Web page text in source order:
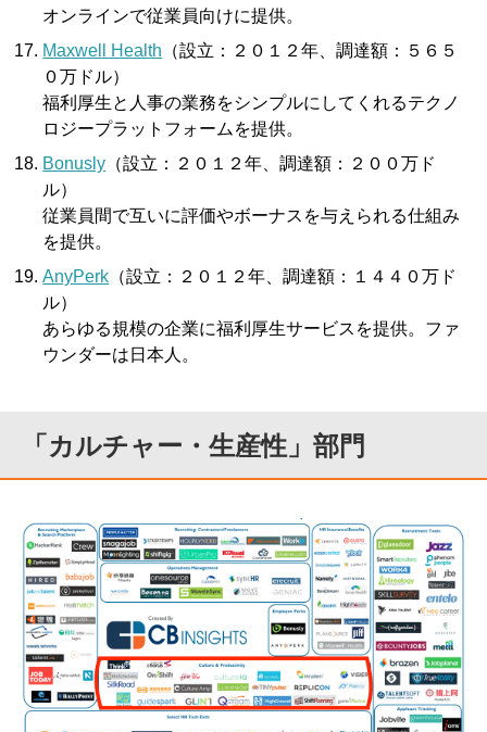
オンラインで従業員向けに提供。
Maxwell Health （設立：２０１２年、調達額：５６５
０万ドル）
福利厚生と人事の業務をシンプルにしてくれるテクノ
ロジープラットフォームを提供。
Bonusly （設立：２０１２年、調達額：２００万ド
ル）
従業員間で互いに評価やボーナスを与えられる仕組み
を提供。
AnyPerk （設立：２０１２年、調達額：１４４０万ド
ル）
あらゆる規模の企業に福利厚生サービスを提供。ファ
ウンダーは日本人。
「カルチャー・生産性」部門